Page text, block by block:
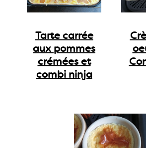
Tarte carrée
aux pommes
crémées et
combi ninja